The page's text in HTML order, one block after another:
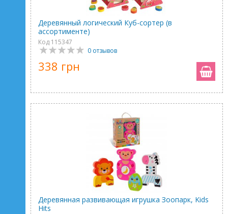
Деревянный логический Куб-сортер (в
ассортименте)
Код 115347
0 отзывов
338 грн
Деревянная развивающая игрушка Зоопарк, Kids
Hits